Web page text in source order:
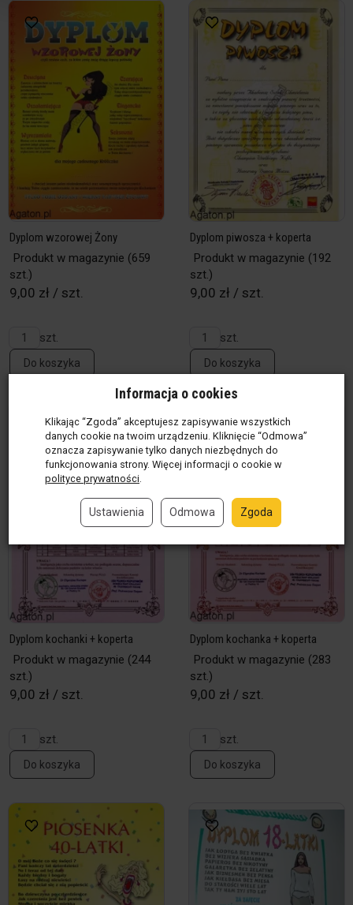
Dyplom wzorowej Żony
Produkt w magazynie (659
szt.)
9,00 zł / szt.
szt.
Do koszyka
Dyplom piwosza + koperta
Produkt w magazynie (192
szt.)
9,00 zł / szt.
szt.
Do koszyka
Dyplom kochanki + koperta
Produkt w magazynie (244
szt.)
9,00 zł / szt.
szt.
Do koszyka
Dyplom kochanka + koperta
Produkt w magazynie (283
szt.)
9,00 zł / szt.
szt.
Do koszyka
Informacja o cookies
Klikając “Zgoda” akceptujesz zapisywanie wszystkich
danych cookie na twoim urządzeniu. Kliknięcie “Odmowa”
oznacza zapisywanie tylko danych niezbędnych do
funkcjonowania strony. Więcej informacji o cookie w
polityce prywatności.
Ustawienia Odmowa Zgoda